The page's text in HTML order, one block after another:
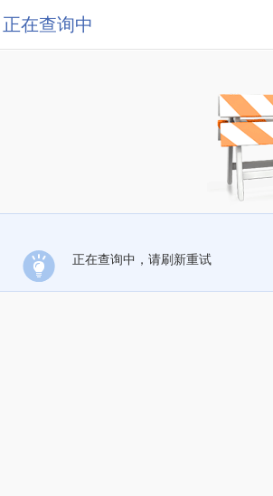
正在查询中
正在查询中，请刷新重试